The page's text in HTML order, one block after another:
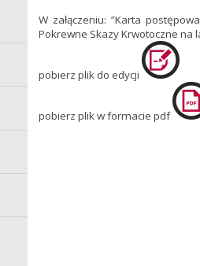
W załączeniu: ”Karta
Pokrewne Skazy Krwotoczne na
pobierz plik do edycji
pobierz plik w formacie pdf